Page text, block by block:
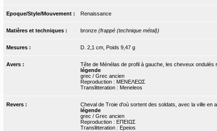
Epoque/Style/Mouvement : Renaissance
Matières et techniques : bronze (frappé (technique métal))
Mesures : D. 2,1 cm, Poids 9,47 g
Avers :
Tête de Ménélas de profil à gauche, les cheveux ondulés
légende
grec / Grec ancien
Reproduction : ΜΕΝΕΛΕΩΣ
Translitteration : Meneleos
Revers :
Cheval de Troie d'où sortent des soldats, avec la ville en
légende
grec / Grec ancien
Reproduction : ΕΠΕΙΩΣ
Translitteration : Epeios